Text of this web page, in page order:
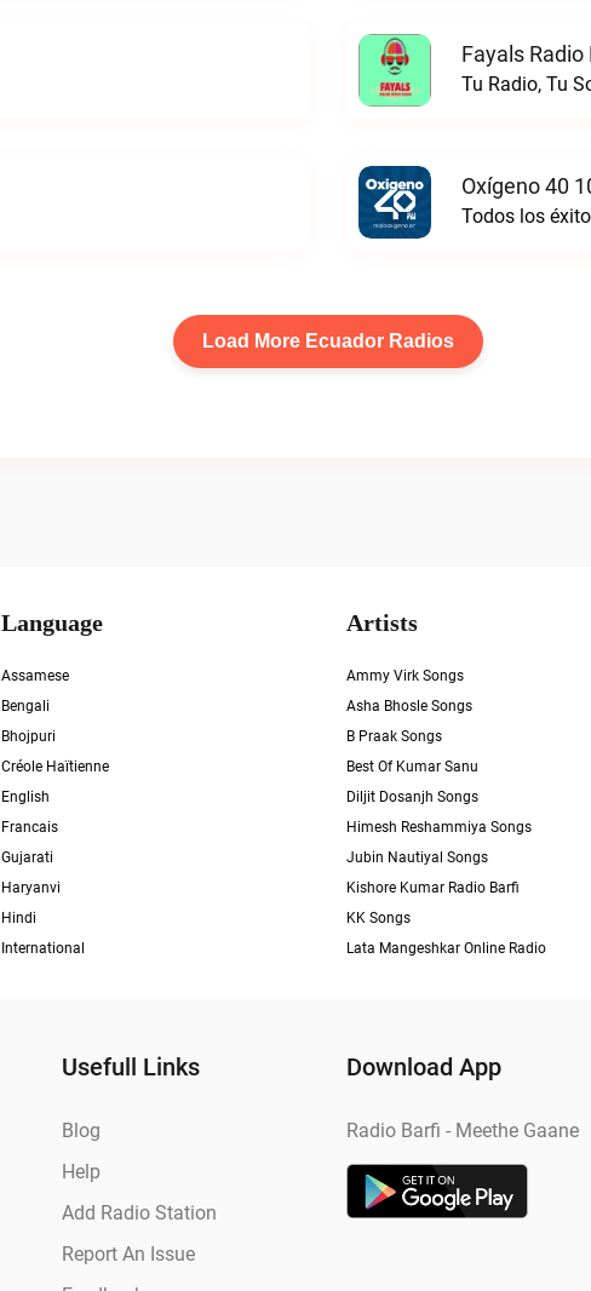
Fayals Radio
Tu Radio, Tu
Oxígeno 40
Todos los
Load More Ecuador Radios
Language
Assamese
Bengali
Bhojpuri
Créole Haïtienne
English
Francais
Gujarati
Haryanvi
Hindi
International
Artists
Ammy Virk Songs
Asha Bhosle Songs
B Praak Songs
Best Of Kumar Sanu
Diljit Dosanjh Songs
Himesh Reshammiya Songs
Jubin Nautiyal Songs
Kishore Kumar Radio Barfi
KK Songs
Lata Mangeshkar Online Radio
Usefull Links
Blog
Help
Add Radio Station
Report An Issue
Download App
Radio Barfi - Meethe Gaane